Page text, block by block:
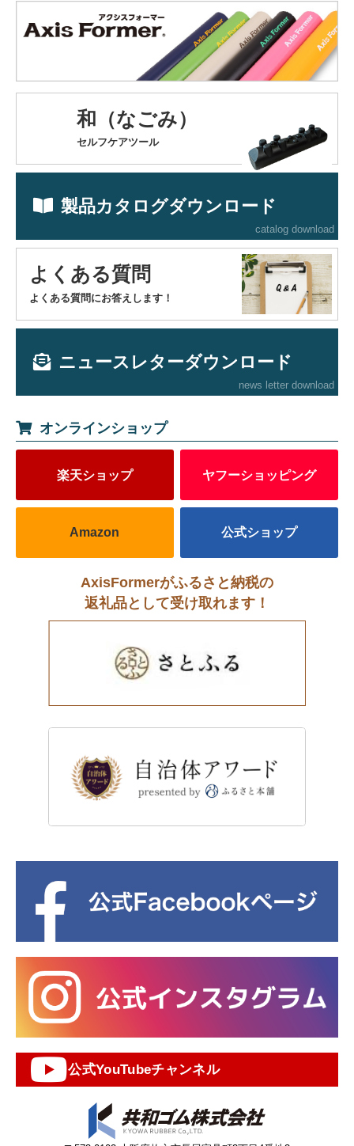
和（なごみ）
セルフケアツール
製品カタログダウンロード
catalog download
よくある質問
よくある質問にお答えします！
ニュースレターダウンロード
news letter download
オンラインショップ
楽天ショップ ヤフーショッピング
Amazon 公式ショップ
AxisFormerがふるさと納税の
返礼品として受け取れます！
公式YouTubeチャンネル